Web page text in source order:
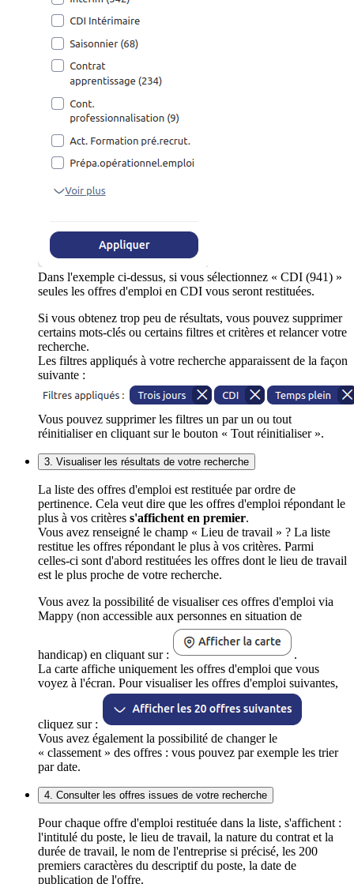
Dans l'exemple ci-dessus, si vous sélectionnez « CDI (941) »
seules les offres d'emploi en CDI vous seront restituées.
Si vous obtenez trop peu de résultats, vous pouvez supprimer
certains mots-clés ou certains filtres et critères et relancer votre
recherche.
Les filtres appliqués à votre recherche apparaissent de la façon
suivante :
Vous pouvez supprimer les filtres un par un ou tout
réinitialiser en cliquant sur le bouton « Tout réinitialiser ».
3. Visualiser les résultats de votre recherche
La liste des offres d'emploi est restituée par ordre de
pertinence. Cela veut dire que les offres d'emploi répondant le
plus à vos critères s'affichent en premier.
Vous avez renseigné le champ « Lieu de travail » ? La liste
restitue les offres répondant le plus à vos critères. Parmi
celles-ci sont d'abord restituées les offres dont le lieu de travail
est le plus proche de votre recherche.
Vous avez la possibilité de visualiser ces offres d'emploi via
Mappy (non accessible aux personnes en situation de
handicap) en cliquant sur :
.
La carte affiche uniquement les offres d'emploi que vous
voyez à l'écran. Pour visualiser les offres d'emploi suivantes,
cliquez sur :
Vous avez également la possibilité de changer le
« classement » des offres : vous pouvez par exemple les trier
par date.
4. Consulter les offres issues de votre recherche
Pour chaque offre d'emploi restituée dans la liste, s'affichent :
l'intitulé du poste, le lieu de travail, la nature du contrat et la
durée de travail, le nom de l'entreprise si précisé, les 200
premiers caractères du descriptif du poste, la date de
publication de l'offre.